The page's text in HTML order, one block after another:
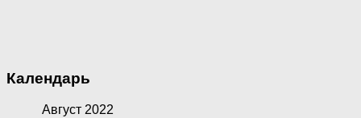
Календарь
Август 2022